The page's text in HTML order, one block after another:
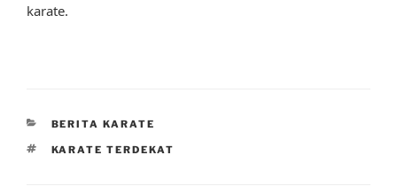
karate.
CATEGORIES
BERITA KARATE
TAGS
KARATE TERDEKAT